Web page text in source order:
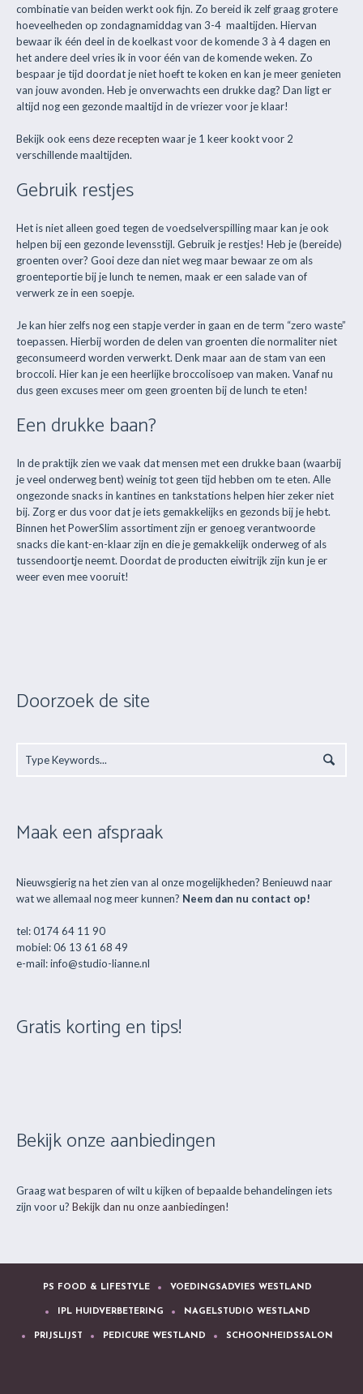
combinatie van beiden werkt ook fijn. Zo bereid ik zelf graag grotere
hoeveelheden op zondagnamiddag van 3-4 maaltijden. Hiervan
bewaar ik één deel in de koelkast voor de komende 3 à 4 dagen en
het andere deel vries ik in voor één van de komende weken. Zo
bespaar je tijd doordat je niet hoeft te koken en kan je meer genieten
van jouw avonden. Heb je onverwachts een drukke dag? Dan ligt er
altijd nog een gezonde maaltijd in de vriezer voor je klaar!
Bekijk ook eensdeze recepten waar je 1 keer kookt voor 2
verschillende maaltijden.
Gebruik restjes
Het is niet alleen goed tegen de voedselverspilling maar kan je ook
helpen bij een gezonde levensstijl. Gebruik je restjes! Heb je (bereide)
groenten over? Gooi deze dan niet weg maar bewaar ze om als
groenteportie bij je lunch te nemen, maak er een salade van of
verwerk ze in een soepje.
Je kan hier zelfs nog een stapje verder in gaan en de term “zero waste”
toepassen. Hierbij worden de delen van groenten die normaliter niet
geconsumeerd worden verwerkt. Denk maar aan de stam van een
broccoli. Hier kan je een heerlijke broccolisoep van maken. Vanaf nu
dus geen excuses meer om geen groenten bij de lunch te eten!
Een drukke baan?
In de praktijk zien we vaak dat mensen met een drukke baan (waarbij
je veel onderweg bent) weinig tot geen tijd hebben om te eten. Alle
ongezonde snacks in kantines en tankstations helpen hier zeker niet
bij. Zorg er dus voor dat je iets gemakkelijks en gezonds bij je hebt.
Binnen het PowerSlim assortiment zijn er genoeg verantwoorde
snacks die kant-en-klaar zijn en die je gemakkelijk onderweg of als
tussendoortje neemt. Doordat de producten eiwitrijk zijn kun je er
weer even mee vooruit!
Doorzoek de site
Maak een afspraak
Nieuwsgierig na het zien van al onze mogelijkheden? Benieuwd naar
wat we allemaal nog meer kunnen? Neem dan nu contact op!
tel: 0174 64 11 90
mobiel: 06 13 61 68 49
e-mail: info@studio-lianne.nl
Gratis korting en tips!
Bekijk onze aanbiedingen
Graag wat besparen of wilt u kijken of bepaalde behandelingen iets
zijn voor u? Bekijk dan nu onze aanbiedingen!
PS FOOD & LIFESTYLE VOEDINGSADVIES WESTLAND
IPL HUIDVERBETERING NAGELSTUDIO WESTLAND
PRIJSLIJST PEDICURE WESTLAND SCHOONHEIDSSALON